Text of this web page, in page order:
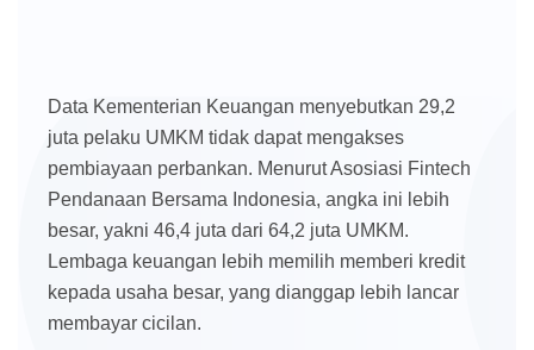
Data Kementerian Keuangan menyebutkan 29,2
juta pelaku UMKM tidak dapat mengakses
pembiayaan perbankan. Menurut Asosiasi Fintech
Pendanaan Bersama Indonesia, angka ini lebih
besar, yakni 46,4 juta dari 64,2 juta UMKM.
Lembaga keuangan lebih memilih memberi kredit
kepada usaha besar, yang dianggap lebih lancar
membayar cicilan.